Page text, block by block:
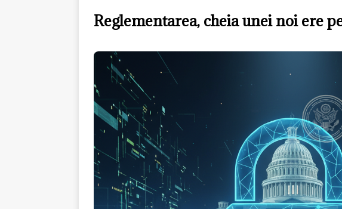
Reglementarea, cheia unei noi ere